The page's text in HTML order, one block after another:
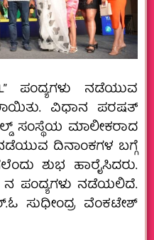
ಪಂದ್ಯಗಳು ನಡೆಯುವ
ವಿಧಾನ ಪರಷತ್
ಸಂಸ್ಥೆಯ ಮಾಲೀಕರಾದ
ದಿನಾಂಕಗಳ ಬಗ್ಗೆ
ಶುಭ ಹಾರೈಸಿದರು.
ನ ಪಂದ್ಯಗಳು ನಡೆಯಲಿದೆ.
ಸುಧೀಂದ್ರ ವೆಂಕಟೇಶ್